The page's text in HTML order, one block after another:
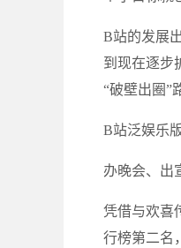
B站的发展
到现在逐步
“破壁出圈”
B站泛娱乐
办晚会、出
凭借与欢喜
行榜第二名